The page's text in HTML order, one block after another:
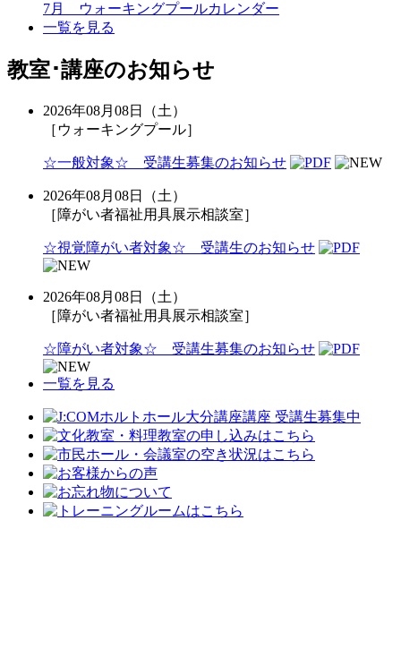
7月 ウォーキングプールカレンダー
一覧を見る
教室･講座のお知らせ
2026年08月08日（土）
［ウォーキングプール］
☆一般対象☆ 受講生募集のお知らせ
2026年08月08日（土）
［障がい者福祉用具展示相談室］
☆視覚障がい者対象☆ 受講生のお知らせ
2026年08月08日（土）
［障がい者福祉用具展示相談室］
☆障がい者対象☆ 受講生募集のお知らせ
一覧を見る